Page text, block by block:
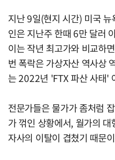
지난 9일(현지 시간) 미국
인은 지난주 한때 6만 달러
이는 작년 최고가와 비교하
번 폭락은 가상자산 역사상
는 2022년 'FTX 파산 사태'
전문가들은 물가가 좀처럼
가 꺾인 상황에서, 월가의
자사의 이탈이 겹쳤기 때문